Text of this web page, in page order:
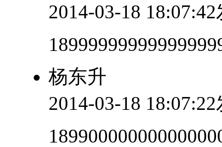
2014-03-18
杨东升
2014-03-18